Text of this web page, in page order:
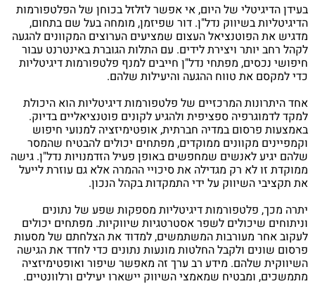
בעידן הדיגיטלי של היום, אי אפשר לזלזל בכוחן של הפלטפורמות
הדיגיטליות בשיווק נדל"ן. דור שפיזמן, מומחה בעל שם בתחום,
מדגיש את הפוטנציאל העצום שמציעים הערוצים המקוונים להגעה
לקהל רחב יותר ויצירת לידים. עם התלות הגוברת באינטרנט עבור
חיפושי נכסים, מפתחי נדל"ן חייבים למנף פלטפורמות דיגיטליות
כדי למקסם את טווח ההגעה והיעילות שלהם.
אחד היתרונות המרכזיים של פלטפורמות דיגיטליות הוא היכולת
למקד לדמוגרפיה ספציפית ולהגיע לקונים פוטנציאליים בדיוק.
באמצעות פרסום במדיה חברתית, אופטימיזציה למנועי חיפוש
וקמפיינים מקוונים ממוקדים, מפתחים יכולים להבטיח שהמסר
שלהם יגיע לאנשים שמחפשים באופן פעיל הזדמנויות נדל"ן. גישה
ממוקדת זו לא רק מגדילה את סיכויי ההמרה אלא גם עוזרת לייעל
את תקציבי השיווק על ידי התמקדות בקהל הנכון.
יתרה מכך, פלטפורמות דיגיטליות מספקות שפע של נתונים
וניתוחים שיכולים לשפר אסטרטגיות שיווקיות. מפתחים יכולים
לעקוב אחר מעורבות המשתמשים, למדוד את הצלחתם של מסעות
פרסום שונים ולקבל החלטות מונעות נתונים כדי לחדד את הגישה
השיווקית שלהם. מידע רב ערך זה מאפשר שיפור ואופטימיזציה
מתמשכים, ומבטיח שמאמצי השיווק יישארו יעילים ורלוונטיים.